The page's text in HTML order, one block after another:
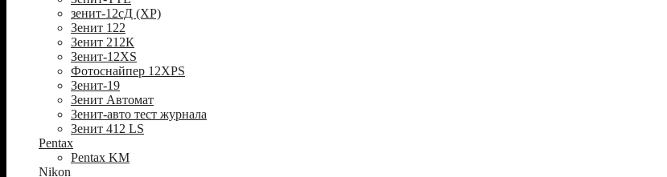
зенит-12сД (XP)
Зенит 122
Зенит 212К
Зенит-12XS
Фотоснайпер 12XPS
Зенит-19
Зенит Автомат
Зенит-авто тест журнала
Зенит 412 LS
Pentax
Pentax KM
Nikon